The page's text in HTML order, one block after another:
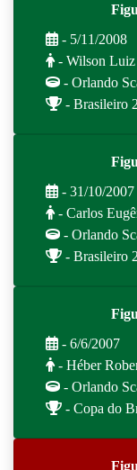
- 5/11/2008
- Wilson Luiz
- Orlando
- Brasileiro
- 31/10/2007
- Carlos
- Orlando
- Brasileiro
- 6/6/2007
- Héber
- Orlando
- Copa do